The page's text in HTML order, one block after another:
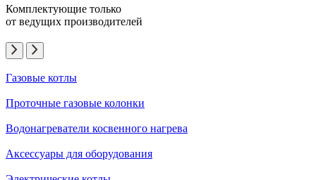
Комплектующие только
от ведущих производителей
Газовые котлы
Проточные газовые колонки
Водонагреватели косвенного нагрева
Аксессуары для оборудования